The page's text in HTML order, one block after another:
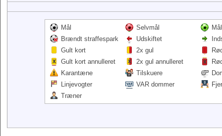
Mål Selvmål
Brændt straffespark
Udskiftet
Gult kort
2x gul
Gult kort annulleret
2x gul annulleret
Karantæne
Tilskuere
Linjevogter
VAR dommer
Træner